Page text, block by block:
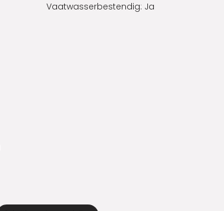
Vaatwasserbestendig: Ja